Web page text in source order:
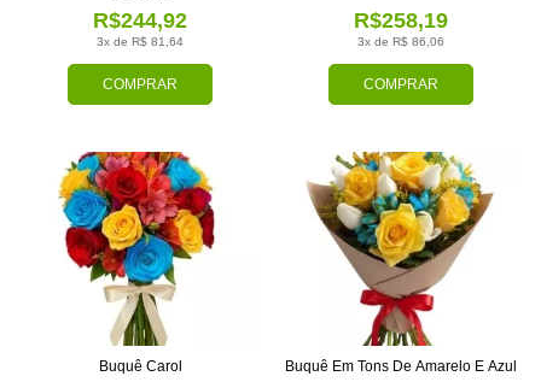
COMPRAR
3x de R$ 81,64
R$244,92
COMPRAR
3x de R$ 86,06
R$258,19
Buquê Carol Buquê Em Tons De Amarelo E Azul